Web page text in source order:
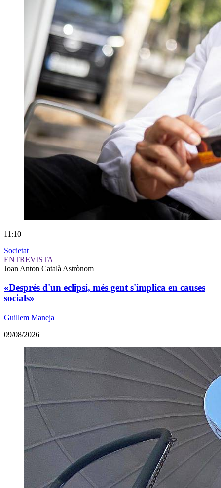
11:10
Societat
ENTREVISTA
Joan Anton Català Astrònom
«Després d'un eclipsi, més gent s'implica en causes
socials»
Guillem Maneja
09/08/2026